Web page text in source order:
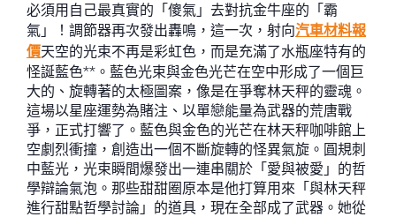
必須用自己最真實的「傻氣」去對抗金牛座的「霸
氣」！調節器再次發出轟鳴，這一次，射向汽車材料報
價天空的光束不再是彩虹色，而是充滿了水瓶座特有的
怪誕藍色**。藍色光束與金色光芒在空中形成了一個巨
大的、旋轉著的太極圖案，像是在爭奪林天秤的靈魂。
這場以星座運勢為賭注、以單戀能量為武器的荒唐戰
爭，正式打響了。藍色與金色的光芒在林天秤咖啡館上
空劇烈衝撞，創造出一個不斷旋轉的怪異氣旋。圓規刺
中藍光，光束瞬間爆發出一連串關於「愛與被愛」的哲
學辯論氣泡。那些甜甜圈原本是他打算用來「與林天秤
進行甜點哲學討論」的道具，現在全部成了武器。她從